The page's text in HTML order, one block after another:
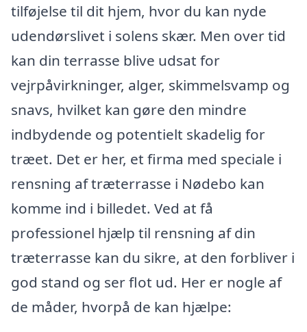
tilføjelse til dit hjem, hvor du kan nyde
udendørslivet i solens skær. Men over tid
kan din terrasse blive udsat for
vejrpåvirkninger, alger, skimmelsvamp og
snavs, hvilket kan gøre den mindre
indbydende og potentielt skadelig for
træet. Det er her, et firma med speciale i
rensning af træterrasse i Nødebo kan
komme ind i billedet. Ved at få
professionel hjælp til rensning af din
træterrasse kan du sikre, at den forbliver i
god stand og ser flot ud. Her er nogle af
de måder, hvorpå de kan hjælpe: